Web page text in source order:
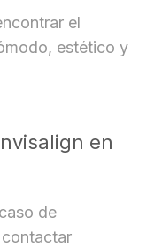
el
estético y
en
de